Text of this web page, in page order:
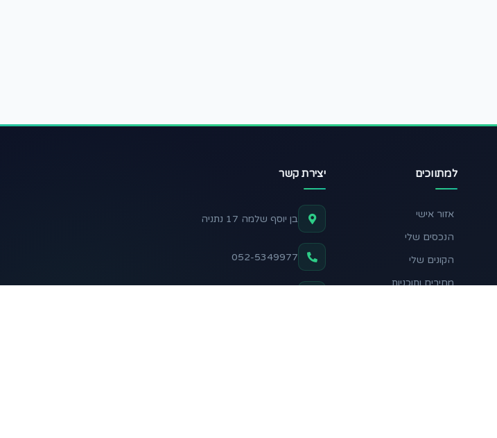
למתווכים
אזור אישי
הנכסים שלי
הקונים שלי
מחירים ותוכניות
יצירת קשר
בן יוסף שלמה 17 נתניה
052-5349977